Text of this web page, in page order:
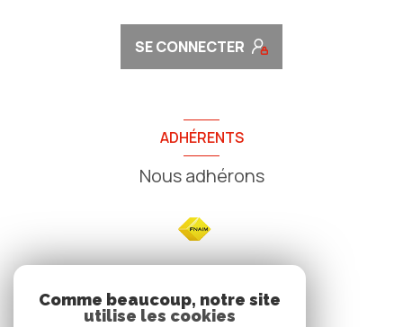
SE CONNECTER
ADHÉRENTS
Nous adhérons
NOS
Comme beaucoup, notre site
utilise les cookies